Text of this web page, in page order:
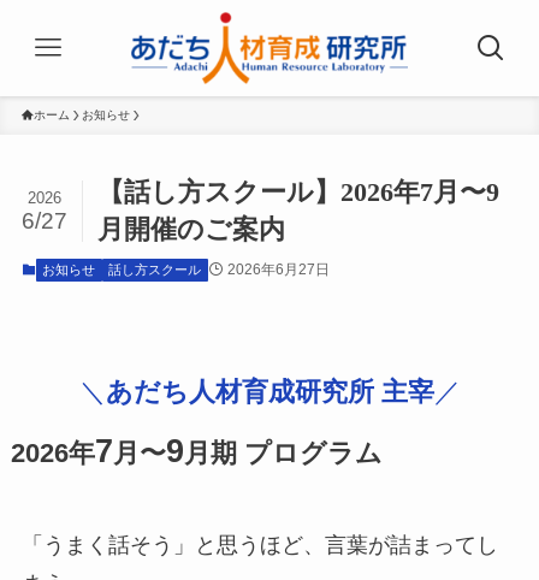
ホーム お知らせ
【話し方スクール】2026年7月〜9
月開催のご案内
2026
6/27
お知らせ 話し方スクール 2026年6月27日
＼ あだち人材育成研究所 主宰／
2026年7月〜9月期 プログラム
「うまく話そう」と思うほど、言葉が詰まってし